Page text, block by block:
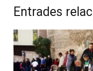
Entrades